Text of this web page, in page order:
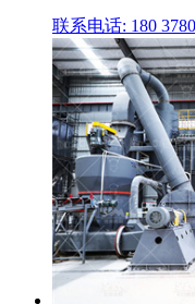
联系电话: 180